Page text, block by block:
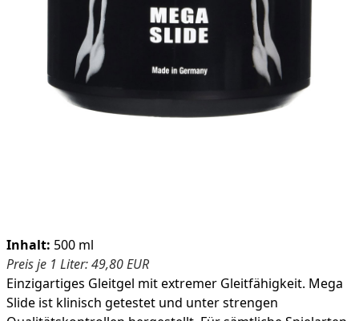
Product information
Inhalt: 500 ml
Preis je 1 Liter: 49,80 EUR
Einzigartiges Gleitgel mit extremer Gleitfähigkeit. Mega
Slide ist klinisch getestet und unter strengen